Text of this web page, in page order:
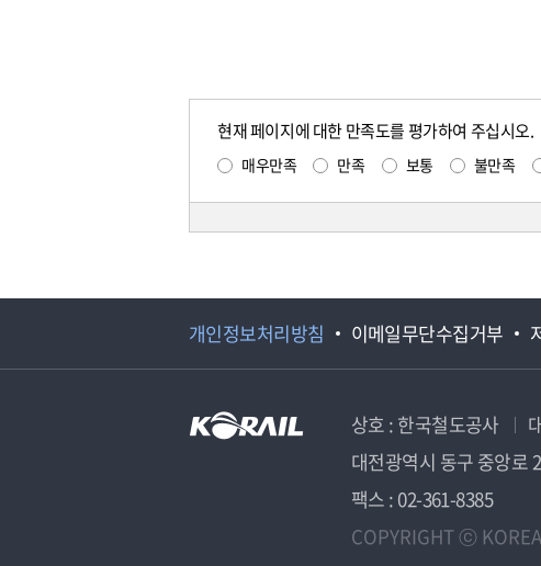
현재 페이지에 대한 만족도를 평가하여 주십시오.
매우만족 만족 보통 불만족
개인정보처리방침 이메일무단수집거부
상호 : 한국철도공사
대전광역시 동구 중앙로
팩스 : 02-361-8385
COPYRIGHT ⓒ